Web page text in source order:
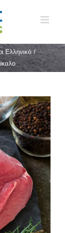
Ελληνικό /